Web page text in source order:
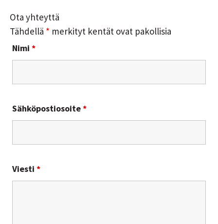
Ota yhteyttä
Tähdellä * merkityt kentät ovat pakollisia
Nimi *
Sähköpostiosoite*
Viesti *